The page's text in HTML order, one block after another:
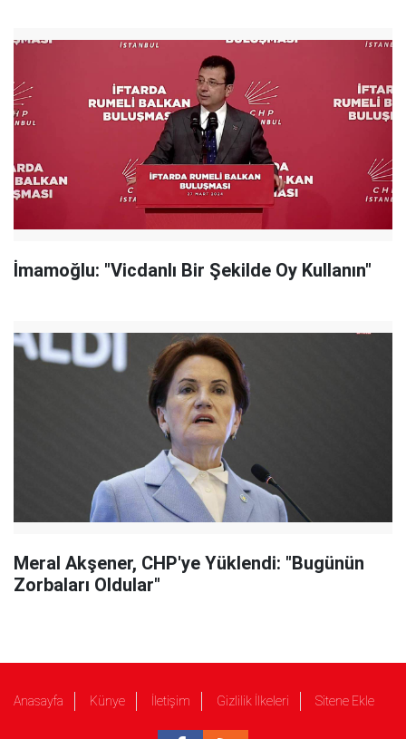
İmamoğlu: "Vicdanlı Bir Şekilde Oy Kullanın"
Meral Akşener, CHP'ye Yüklendi: "Bugünün
Zorbaları Oldular"
Anasayfa Künye İletişim Gizlilik İlkeleri Sitene Ekle